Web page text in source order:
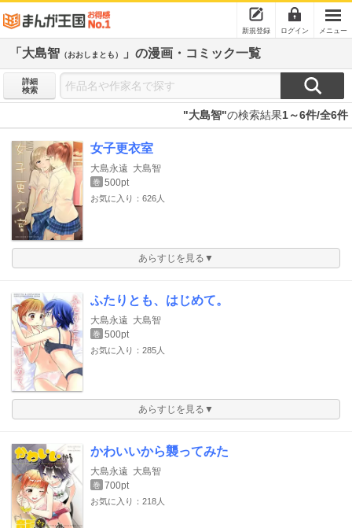
新規登録 ログイン メニュー
「大島智 （おおしまとも） 」の漫画・コミック一覧
詳細
検索
"大島智"の検索結果1～6件/全6件
女子更衣室
大島永遠 大島智
巻 500pt
お気に入り：626人
あらすじを見る▼
ふたりとも、はじめて。
大島永遠 大島智
巻 500pt
お気に入り：285人
あらすじを見る▼
かわいいから襲ってみた
大島永遠 大島智
巻 700pt
お気に入り：218人